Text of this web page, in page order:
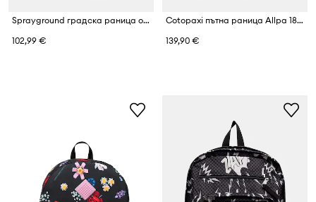
Sprayground градска раница от имитация на кожа
102,99 €
Cotopaxi пътна раница Allpa 18L DEL DIA
139,90 €